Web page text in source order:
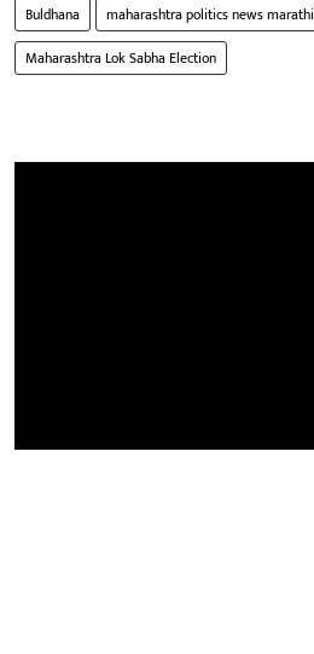
Buldhana maharashtra politics news marathi
Maharashtra Lok Sabha Election